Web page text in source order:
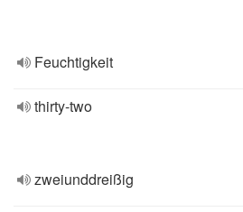
Feuchtigkeit
thirty-two
zweiunddreißig